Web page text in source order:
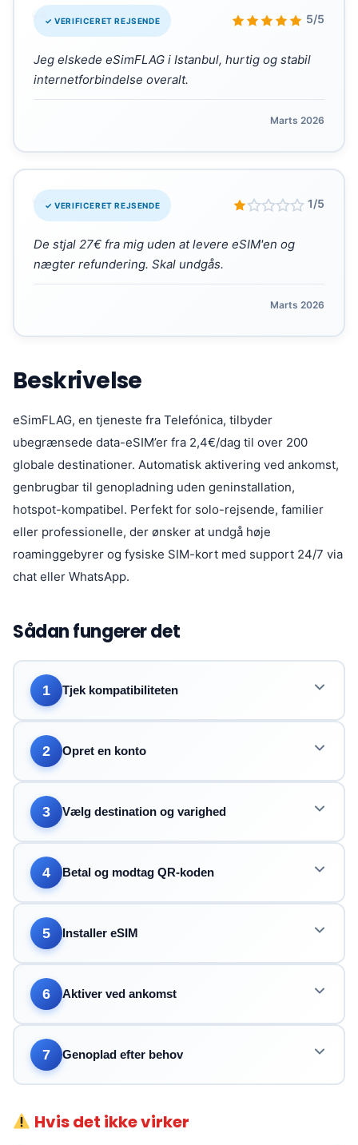
✓ VERIFICERET REJSENDE 5/5
“
Jeg elskede eSimFLAG i Istanbul, hurtig og stabil
internetforbindelse overalt.
Marts 2026
✓ VERIFICERET REJSENDE 1/5
“
De stjal 27€ fra mig uden at levere eSIM'en og
nægter refundering. Skal undgås.
Marts 2026
Beskrivelse
eSimFLAG, en tjeneste fra Telefónica, tilbyder
ubegrænsede data-eSIM’er fra 2,4€/dag til over 200
globale destinationer. Automatisk aktivering ved ankomst,
genbrugbar til genopladning uden geninstallation,
hotspot-kompatibel. Perfekt for solo-rejsende, familier
eller professionelle, der ønsker at undgå høje
roaminggebyrer og fysiske SIM-kort med support 24/7 via
chat eller WhatsApp.
Sådan fungerer det
1 Tjek kompatibiliteten
2 Opret en konto
3 Vælg destination og varighed
4 Betal og modtag QR-koden
5 Installer eSIM
6 Aktiver ved ankomst
7 Genoplad efter behov
Hvis det ikke virker